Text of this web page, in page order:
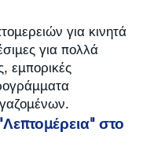
για κινητά
για πολλά
εμπορικές
στο